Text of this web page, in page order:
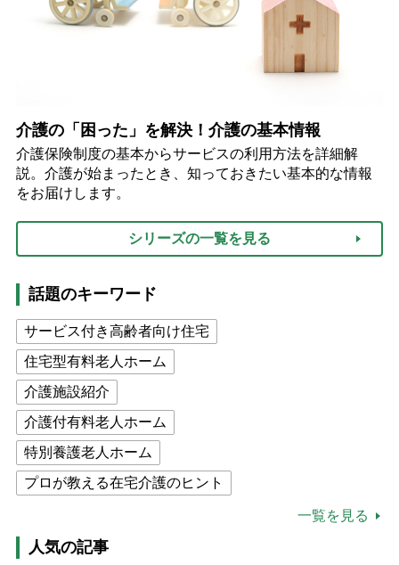
介護の「困った」を解決！介護の基本情報
介護保険制度の基本からサービスの利用方法を詳細解
説。介護が始まったとき、知っておきたい基本的な情報
をお届けします。
シリーズの一覧を見る
話題のキーワード
サービス付き高齢者向け住宅
住宅型有料老人ホーム
介護施設紹介
介護付有料老人ホーム
特別養護老人ホーム
プロが教える在宅介護のヒント
高木ブー
ケアマネジャー
一覧を見る
人気の記事